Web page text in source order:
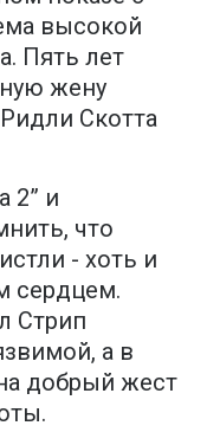
высокой
Пять лет
жену
Скотта
2” и
что
- хоть и
сердцем.
Стрип
а в
добрый жест